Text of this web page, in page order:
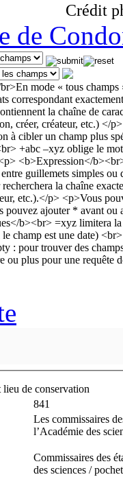
Crédit
de
de conservation
841
Les commissaires
l’Académie des
Commissaires des
des sciences /